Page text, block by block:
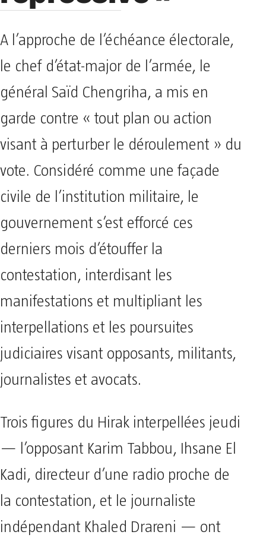
A l’approche de l’échéance électorale,
le chef d’état-major de l’armée, le
général Saïd Chengriha, a mis en
garde contre « tout plan ou action
visant à perturber le déroulement » du
vote. Considéré comme une façade
civile de l’institution militaire, le
gouvernement s’est efforcé ces
derniers mois d’étouffer la
contestation, interdisant les
manifestations et multipliant les
interpellations et les poursuites
judiciaires visant opposants, militants,
journalistes et avocats.
Trois figures du Hirak interpellées jeudi
— l’opposant Karim Tabbou, Ihsane El
Kadi, directeur d’une radio proche de
la contestation, et le journaliste
indépendant Khaled Drareni — ont